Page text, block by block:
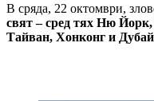
В сряда, 22 октомври,
свят – сред тях Ню
Тайван, Хонконг и